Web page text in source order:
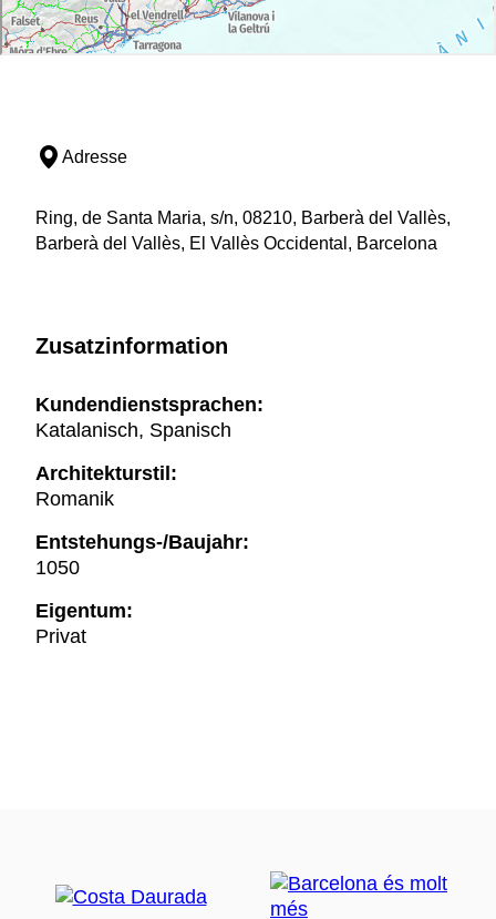
Adresse
Ring, de Santa Maria, s/n, 08210, Barberà del Vallès,
Barberà del Vallès, El Vallès Occidental, Barcelona
Zusatzinformation
Kundendienstsprachen:
Katalanisch, Spanisch
Architekturstil:
Romanik
Entstehungs-/Baujahr:
1050
Eigentum:
Privat